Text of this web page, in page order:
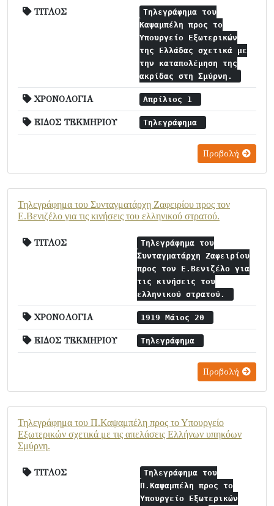
ΤΙΤΛΟΣ
Τηλεγράφημα του
Καψαμπέλη προς το
Υπουργείο Εξωτερικών
της Ελλάδας σχετικά με
την καταπολέμηση της
ακρίδας στη Σμύρνη.
ΧΡΟΝΟΛΟΓΙΑ Απρίλιος 1
ΕΙΔΟΣ ΤΕΚΜΗΡΙΟΥ Τηλεγράφημα
Προβολή
Τηλεγράφημα του Συνταγματάρχη Ζαφειρίου προς τον
Ε.Βενιζέλο για τις κινήσεις του ελληνικού στρατού.
ΤΙΤΛΟΣ
Τηλεγράφημα του
Συνταγματάρχη Ζαφειρίου
προς τον Ε.Βενιζέλο για
τις κινήσεις του
ελληνικού στρατού.
ΧΡΟΝΟΛΟΓΙΑ 1919 Μάιος 20
ΕΙΔΟΣ ΤΕΚΜΗΡΙΟΥ Τηλεγράφημα
Προβολή
Τηλεγράφημα του Π.Καψαμπέλη προς το Υπουργείο
Εξωτερικών σχετικά με τις απελάσεις Ελλήνων υπηκόων
Σμύρνη.
ΤΙΤΛΟΣ
Τηλεγράφημα του
Π.Καψαμπέλη προς το
Υπουργείο Εξωτερικών